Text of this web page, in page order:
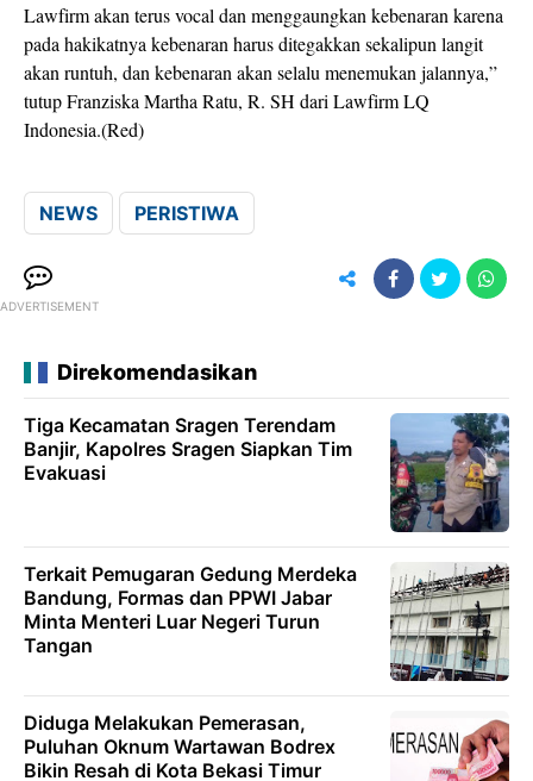
Lawfirm akan terus vocal dan menggaungkan kebenaran karena
pada hakikatnya kebenaran harus ditegakkan sekalipun langit
akan runtuh, dan kebenaran akan selalu menemukan jalannya,”
tutup Franziska Martha Ratu, R. SH dari Lawfirm LQ
Indonesia.(Red)
NEWS PERISTIWA
ADVERTISEMENT
Direkomendasikan
Tiga Kecamatan Sragen Terendam
Banjir, Kapolres Sragen Siapkan Tim
Evakuasi
Terkait Pemugaran Gedung Merdeka
Bandung, Formas dan PPWI Jabar
Minta Menteri Luar Negeri Turun
Tangan
Diduga Melakukan Pemerasan,
Puluhan Oknum Wartawan Bodrex
Bikin Resah di Kota Bekasi Timur